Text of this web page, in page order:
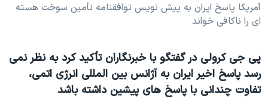
آرشیو پخش زنده
مجموعه مستندهای دادخواهی
دادگاه حمید نوری
چهل سال گروگان‌گیری
آمريکا پاسخ ايران به پيش نويس توافقنامه تأمين سوخت هسته
ای را ناکافی خواند
پی جی کرولی در گفتگو با خبرنگاران تأکيد کرد به نظر نمی
رسد پاسخ اخير ايران به آژانس بين المللی انرژی اتمی،
تفاوت چندانی با پاسخ های پيشين داشته باشد